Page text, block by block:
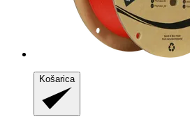
Košarica